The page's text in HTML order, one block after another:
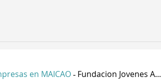
en MAICAO - Fundacion Jovenes A...